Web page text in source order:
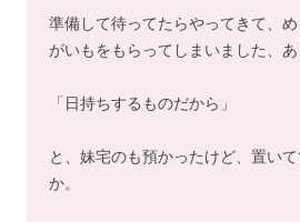
準備して待ってたらやってきて、
がいもをもらってしまいました、あ
「日持ちするものだから」
と、妹宅のも預かったけど、置い
か。